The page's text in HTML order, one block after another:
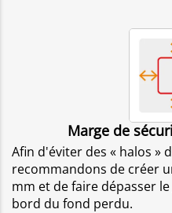
Marge de
Afin d'éviter des « halos »
recommandons de créer
mm et de faire dépasser
bord du fond perdu.